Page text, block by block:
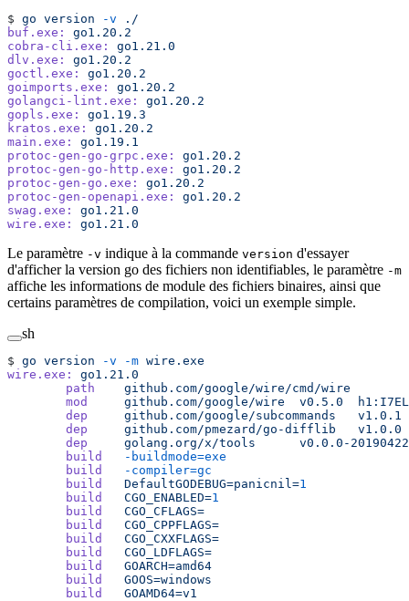
$ go version -v ./
buf.exe:
go1.20.2
cobra-cli.exe:
go1.21.0
dlv.exe:
go1.20.2
goctl.exe:
go1.20.2
goimports.exe:
go1.20.2
golangci-lint.exe:
go1.20.2
gopls.exe:
go1.19.3
kratos.exe:
go1.20.2
main.exe:
go1.19.1
protoc-gen-go-grpc.exe:
go1.20.2
protoc-gen-go-http.exe:
go1.20.2
protoc-gen-go.exe:
go1.20.2
protoc-gen-openapi.exe:
go1.20.2
swag.exe:
go1.21.0
wire.exe:
go1.21.0
Le paramètre -v indique à la commande version d'essayer
d'afficher la version go des fichiers non identifiables, le paramètre -m
affiche les informations de module des fichiers binaires, ainsi que
certains paramètres de compilation, voici un exemple simple.
sh
$ go version -v -m wire.exe
wire.exe:
go1.21.0
        path
    github.com/google/wire/cmd/wire
        mod
     github.com/google/wire
  v0.5.0
        dep
     github.com/google/subcommands
   v1.0.1
        dep
     github.com/pmezard/go-difflib
   v1.0.0
        dep
     golang.org/x/tools
v0.0.0-
        build
   -buildmode=exe
        build
   -compiler=gc
        build
   DefaultGODEBUG=panicnil=
1
        build
   CGO_ENABLED=
1
        build
   CGO_CFLAGS=
        build
   CGO_CPPFLAGS=
        build
   CGO_CXXFLAGS=
        build
   CGO_LDFLAGS=
        build
   GOARCH=amd64
        build
   GOOS=windows
        build
   GOAMD64=v1